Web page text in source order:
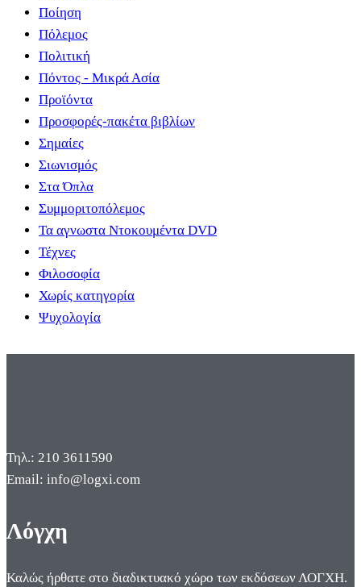
Ποίηση
Πόλεμος
Πολιτική
Πόντος - Μικρά Ασία
Προϊόντα
Προσφορές-πακέτα βιβλίων
Σημαίες
Σιωνισμός
Στα Όπλα
Συμμοριτοπόλεμος
Τα αγνωστα Ντοκουμέντα DVD
Τέχνες
Φιλοσοφία
Χωρίς κατηγορία
Ψυχολογία
Τηλ.: 210 3611590
Email: info@logxi.com
Λόγχη
Καλώς ήρθατε στο διαδικτυακό χώρο των εκδόσεων ΛΟΓΧΗ.